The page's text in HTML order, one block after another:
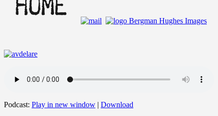
Podcast: Play in new window | Download